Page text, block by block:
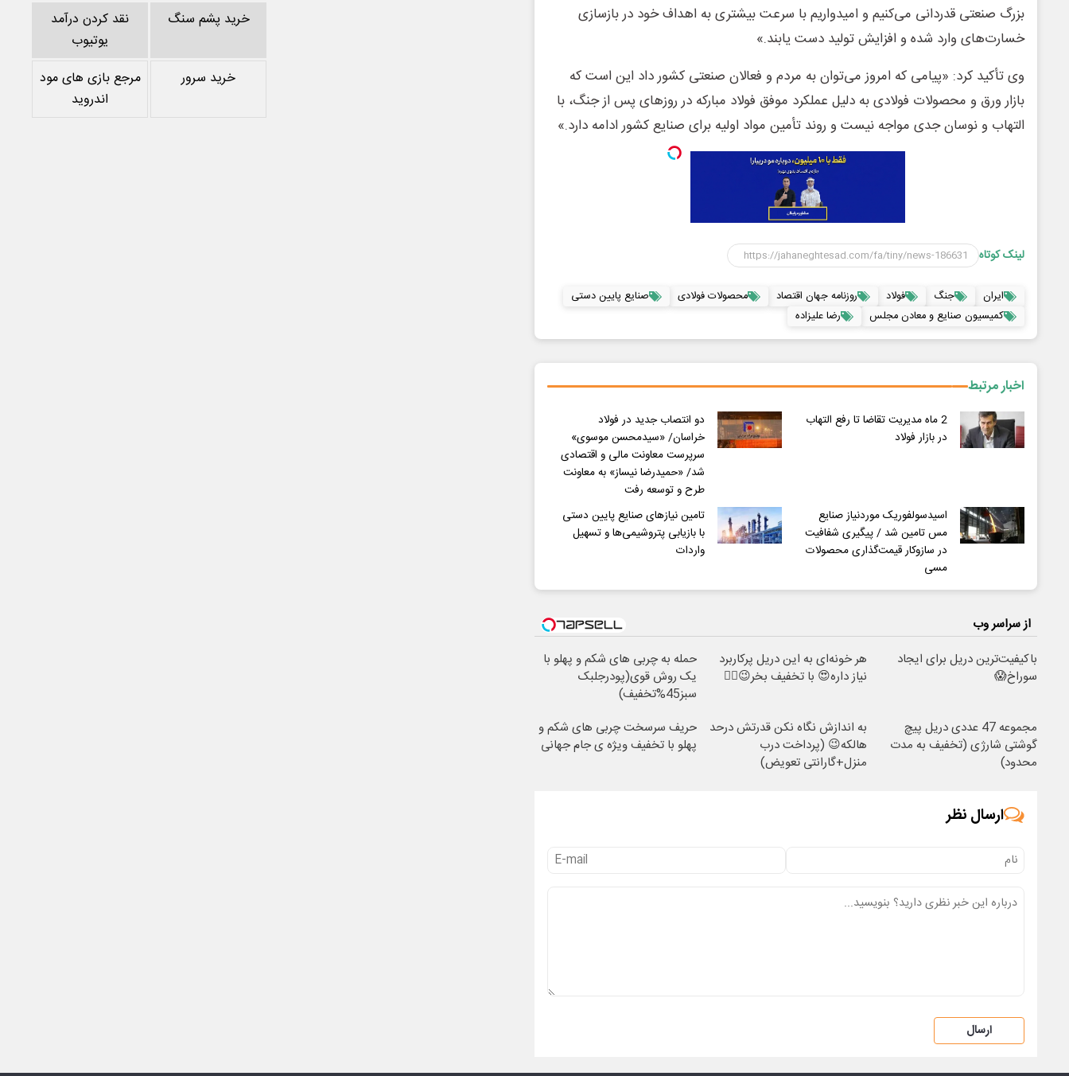
بزرگ صنعتی قدردانی می‌کنیم و امیدواریم با سرعت بیشتری به اهداف خود در بازسازی
خسارت‌های وارد شده و افزایش تولید دست یابند.»
وی تأکید کرد: «پیامی که امروز می‌توان به مردم و فعالان صنعتی کشور داد این است که
بازار ورق و محصولات فولادی به دلیل عملکرد موفق فولاد مبارکه در روزهای پس از جنگ، با
التهاب و نوسان جدی مواجه نیست و روند تأمین مواد اولیه برای صنایع کشور ادامه دارد.»
لینک کوتاه
ایران جنگ فولاد روزنامه جهان اقتصاد محصولات فولادی
صنایع پایین دستی
کمیسیون صنایع و معادن مجلس
رضا علیزاده
اخبار مرتبط
2 ماه مدیریت تقاضا تا رفع التهاب
در بازار فولاد
دو انتصاب جدید در فولاد
خراسان/ «سیدمحسن موسوی»
سرپرست معاونت مالی و اقتصادی
شد/ «حمیدرضا نیساز» به معاونت
طرح و توسعه رفت
اسیدسولفوریک موردنیاز صنایع
مس تامین شد / پیگیری شفافیت
در سازوکار قیمت‌گذاری محصولات
مسی
تامین نیازهای صنایع پایین دستی
با بازیابی پتروشیمی‌ها و تسهیل
واردات
از سراسر وب
باکیفیت‌ترین دریل برای ایجاد
سوراخ😱
هر خونه‌ای به این دریل پرکاربرد
نیاز داره😍 با تخفیف بخر😉👌🏻
حمله به چربی های شکم و پهلو با
یک روش قوی(پودرجلبک
سبز45%تخفیف)
مجموعه 47 عددی دریل پیچ
گوشتی شارژی (تخفیف به مدت
محدود)
به اندازش نگاه نکن قدرتش درحد
هالکه😉 (پرداخت درب
منزل+گارانتی تعویض)
حریف سرسخت چربی های شکم و
پهلو با تخفیف ویژه ی جام جهانی
ارسال نظر
ارسال
خرید پشم سنگ
نقد کردن درآمد
یوتیوب
خرید سرور
مرجع بازی های مود
اندروید